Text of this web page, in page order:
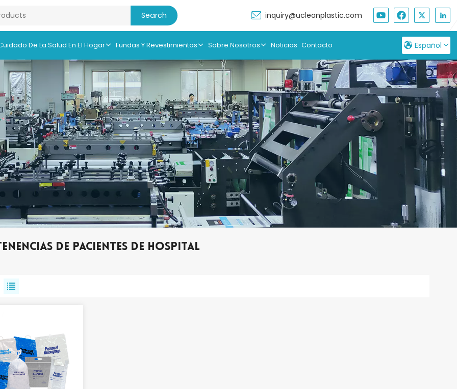
inquiry@ucleanplastic.com
De La Salud En El Hogar Fundas Y Revestimientos Sobre Nosotros Noticias Contacto Español
English
Français
Русский
De Pacientes De Hospital